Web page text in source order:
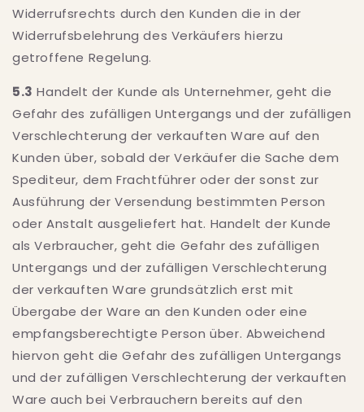
Widerrufsrechts durch den Kunden die in der
Widerrufsbelehrung des Verkäufers hierzu
getroffene Regelung.
5.3 Handelt der Kunde als Unternehmer, geht die
Gefahr des zufälligen Untergangs und der zufälligen
Verschlechterung der verkauften Ware auf den
Kunden über, sobald der Verkäufer die Sache dem
Spediteur, dem Frachtführer oder der sonst zur
Ausführung der Versendung bestimmten Person
oder Anstalt ausgeliefert hat. Handelt der Kunde
als Verbraucher, geht die Gefahr des zufälligen
Untergangs und der zufälligen Verschlechterung
der verkauften Ware grundsätzlich erst mit
Übergabe der Ware an den Kunden oder eine
empfangsberechtigte Person über. Abweichend
hiervon geht die Gefahr des zufälligen Untergangs
und der zufälligen Verschlechterung der verkauften
Ware auch bei Verbrauchern bereits auf den